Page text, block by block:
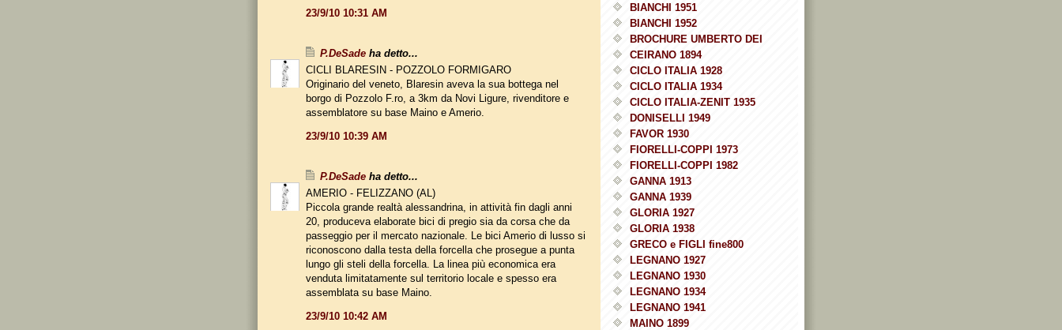
23/9/10 10:31 AM
P.DeSade ha detto...
CICLI BLARESIN - POZZOLO FORMIGARO
Originario del veneto, Blaresin aveva la sua bottega nel
borgo di Pozzolo F.ro, a 3km da Novi Ligure, rivenditore e
assemblatore su base Maino e Amerio.
23/9/10 10:39 AM
P.DeSade ha detto...
AMERIO - FELIZZANO (AL)
Piccola grande realtà alessandrina, in attività fin dagli anni
20, produceva elaborate bici di pregio sia da corsa che da
passeggio per il mercato nazionale. Le bici Amerio di lusso si
riconoscono dalla testa della forcella che prosegue a punta
lungo gli steli della forcella. La linea più economica era
venduta limitatamente sul territorio locale e spesso era
assemblata su base Maino.
23/9/10 10:42 AM
BIANCHI 1951
BIANCHI 1952
BROCHURE UMBERTO DEI
CEIRANO 1894
CICLO ITALIA 1928
CICLO ITALIA 1934
CICLO ITALIA-ZENIT 1935
DONISELLI 1949
FAVOR 1930
FIORELLI-COPPI 1973
FIORELLI-COPPI 1982
GANNA 1913
GANNA 1939
GLORIA 1927
GLORIA 1938
GRECO e FIGLI fine800
LEGNANO 1927
LEGNANO 1930
LEGNANO 1934
LEGNANO 1941
MAINO 1899